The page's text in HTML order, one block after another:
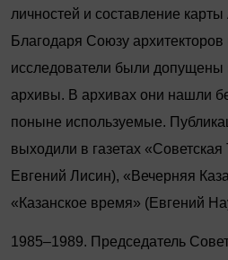
личностей и составление
Благодаря Союзу архитекторов
исследователи были допущены
архивы. В архивах они нашли
поныне используемые.
выходили в газетах «Советская
Евгений Лисин), «Вечерняя
«Казанское время» ­(Евгений
1985–1989. Председатель